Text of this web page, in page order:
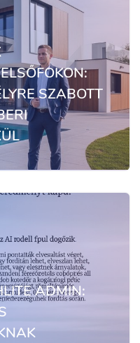
SZABOTT
ADMIN: